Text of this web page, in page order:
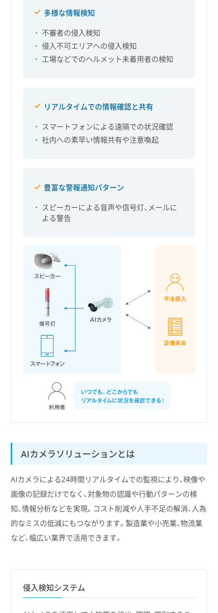
多様な情報検知
不審者の侵入検知
侵入不可エリアへの侵入検知
工場などでのヘルメット未着用者の検知
リアルタイムでの情報確認と共有
スマートフォンによる遠隔での状況確認
社内への素早い情報共有や注意喚起
豊富な警報通知パターン
スピーカーによる音声や信号灯、メールに
よる警告
AIカメラソリューションとは
AIカメラによる24時間リアルタイムでの監視により、映像や
画像の記録だけでなく、対象物の認識や行動パターンの検
知、情報分析などを実現。コスト削減や人手不足の解消、人為
的なミスの低減にもつながります。製造業や小売業、物流業
など、幅広い業界で活用できます。
侵入検知システム